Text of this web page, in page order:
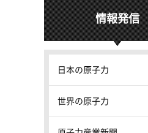
情報発信
日本の原子力
世界の原子力